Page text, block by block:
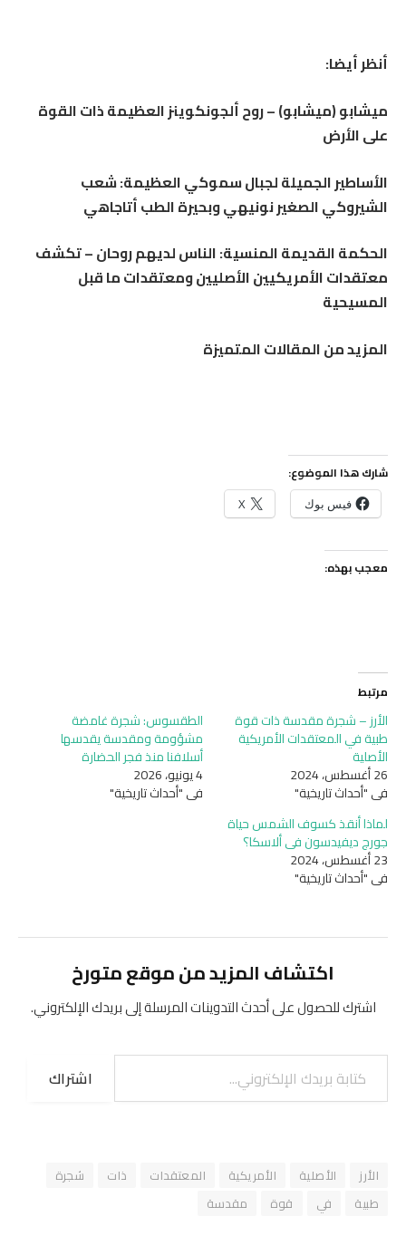
أنظر أيضا:
ميشابو (ميشابو) – روح ألجونكوينز العظيمة ذات القوة
على الأرض
الأساطير الجميلة لجبال سموكي العظيمة: شعب
الشيروكي الصغير نونيهي وبحيرة الطب أتاجاهي
الحكمة القديمة المنسية: الناس لديهم روحان – تكشف
معتقدات الأمريكيين الأصليين ومعتقدات ما قبل
المسيحية
المزيد من المقالات المتميزة
شارك هذا الموضوع:
فيس بوك X
معجب بهذه:
مرتبط
الأرز – شجرة مقدسة ذات قوة
طبية في المعتقدات الأمريكية
الأصلية
26 أغسطس، 2024
في "أحداث تاريخية"
الطقسوس: شجرة غامضة
مشؤومة ومقدسة يقدسها
أسلافنا منذ فجر الحضارة
4 يونيو، 2026
في "أحداث تاريخية"
لماذا أنقذ كسوف الشمس حياة
جورج ديفيدسون في ألاسكا؟
23 أغسطس، 2024
في "أحداث تاريخية"
اكتشاف المزيد من موقع متورخ
اشترك للحصول على أحدث التدوينات المرسلة إلى بريدك الإلكتروني.
كتابة بريدك الإلكتروني...
اشتراك
الأرز الأصلية الأمريكية المعتقدات ذات
شجرة
طبية
في قوة مقدسة